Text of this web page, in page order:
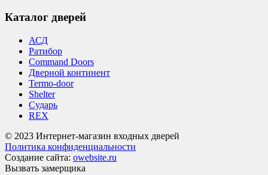
Каталог дверей
АСД
Ратибор
Command Doors
Дверной континент
Termo-door
Shelter
Сударь
REX
© 2023 Интернет-магазин входных дверей
Политика конфиденциальности
Создание сайта: owebsite.ru
Вызвать замерщика